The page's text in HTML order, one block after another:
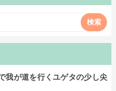
我が道を行くユゲタの少し尖